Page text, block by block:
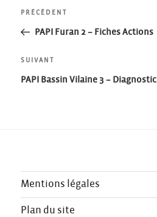
Navigation
l’article
Article
précédent
PRÉCÉDENT
PAPI Furan 2 – Fiches Actions
Article
suivant
SUIVANT
PAPI Bassin Vilaine 3 – Diagnostic
Mentions légales
Plan du site